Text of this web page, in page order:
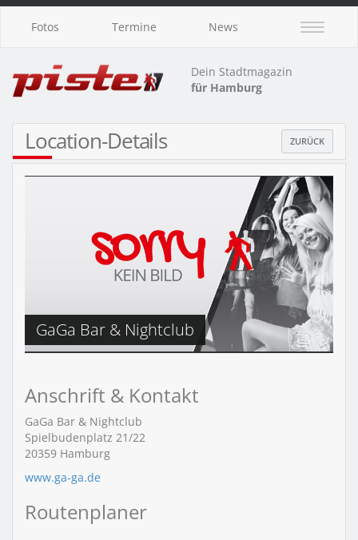
Fotos Termine News
Dein Stadtmagazin
für Hamburg
Location-Details ZURÜCK
GaGa Bar & Nightclub
Anschrift & Kontakt
GaGa Bar & Nightclub
Spielbudenplatz 21/22
20359 Hamburg
www.ga-ga.de
Routenplaner